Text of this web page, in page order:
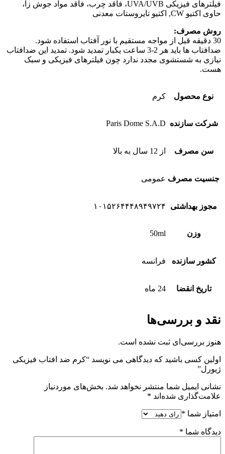
فیلترهای فیزیکی UVA/UVB، فاقد چرب، فاقد مواد جوش زا،
حاوی اکتیو CW, اکتیو تایروستات معدنی
روش مصرف:
30 دقیقه قبل از مواجه مستقیم با نور آفتاب استفاده شود.
ضدافتاب ها باید هر 2-3 ساعت یکبار تمدید شود. تمدید این ضدافتاب
نیازی به شستشوی مجدد ندارد چون فیلترهای فیزیکی و سبک
هست.
نوع محصول کرم
شرکت سازنده Paris Dome S.A.D
سن مصرف از 12 سال به بالا
جنسیت مصرف عمومی
مجوز بهداشتی ۱۰۱۵۲۶۴۴۴۸۹۴۹۷۲۴
وزن 50ml
کشور سازنده فرانسه
تاریخ انقضا 24 ماه
نقد و بررسی‌ها
هنوز بررسی‌ای ثبت نشده است.
اولین کسی باشید که دیدگاهی می نویسد “کرم ضد افتاب فیزیکی
ژیورل”
نشانی ایمیل شما منتشر نخواهد شد. بخش‌های موردنیاز
علامت‌گذاری شده‌اند *
امتیاز شما *
دیدگاه شما *